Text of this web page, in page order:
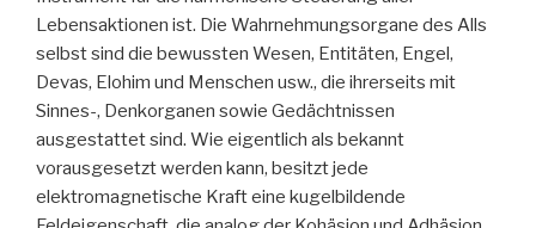
Lebensaktionen ist. Die Wahrnehmungsorgane des Alls
selbst sind die bewussten Wesen, Entitäten, Engel,
Devas, Elohim und Menschen usw., die ihrerseits mit
Sinnes-, Denkorganen sowie Gedächtnissen
ausgestattet sind. Wie eigentlich als bekannt
vorausgesetzt werden kann, besitzt jede
elektromagnetische Kraft eine kugelbildende